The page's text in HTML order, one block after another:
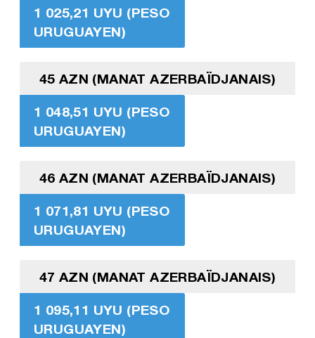
1 025,21 UYU (PESO
URUGUAYEN)
45 AZN (MANAT AZERBAÏDJANAIS)
1 048,51 UYU (PESO
URUGUAYEN)
46 AZN (MANAT AZERBAÏDJANAIS)
1 071,81 UYU (PESO
URUGUAYEN)
47 AZN (MANAT AZERBAÏDJANAIS)
1 095,11 UYU (PESO
URUGUAYEN)